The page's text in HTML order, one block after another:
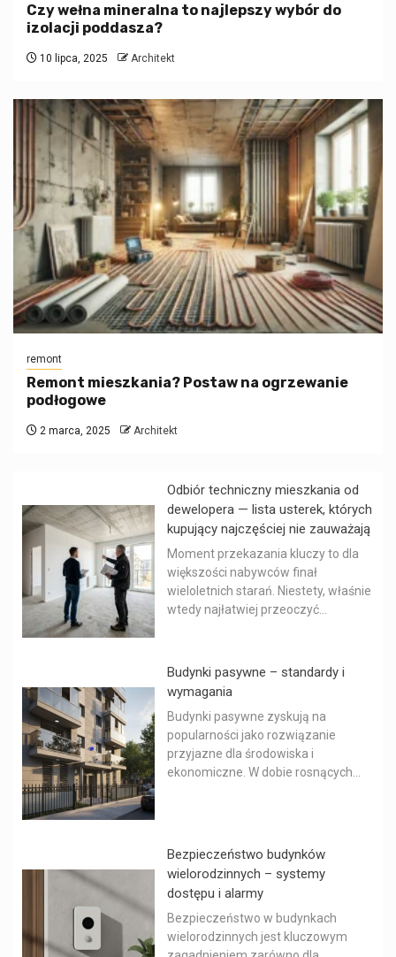
Czy wełna mineralna to najlepszy wybór do
izolacji poddasza?
10 lipca, 2025 Architekt
remont
Remont mieszkania? Postaw na ogrzewanie
podłogowe
2 marca, 2025 Architekt
Odbiór techniczny mieszkania od
dewelopera — lista usterek, których
kupujący najczęściej nie zauważają
Moment przekazania kluczy to dla
większości nabywców finał
wieloletnich starań. Niestety, właśnie
wtedy najłatwiej przeoczyć...
Budynki pasywne – standardy i
wymagania
Budynki pasywne zyskują na
popularności jako rozwiązanie
przyjazne dla środowiska i
ekonomiczne. W dobie rosnących...
Bezpieczeństwo budynków
wielorodzinnych – systemy
dostępu i alarmy
Bezpieczeństwo w budynkach
wielorodzinnych jest kluczowym